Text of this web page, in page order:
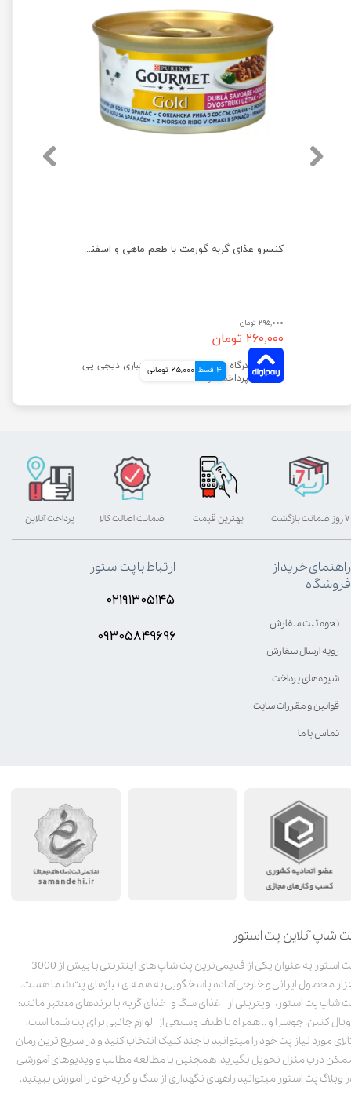
کنسرو غذای گربه گورمت با طعم ماهی و اسفناج وزن ۸۵ گرم
۲۹۵,۰۰۰ تومان
۲۶۰,۰۰۰ تومان
4 قسط 65,000 تومانی
شاپ آنلاین پت استور
پت استور به عنوان یکی از قدیمی‌ترین پت شاپ های اینترنتی با بیش از 3000
محصول ایرانی و خارجی آماده پاسخگویی به همه ی نیازهای پت شما هست.
شاپ پت استور، ویترینی از غذای سگ و غذای گربه با برندهای معتبر مانند:
کنین، جوسرا و .. همراه با طیف وسیعی از لوازم جانبی برای پت شما است.
مورد نیاز پت خود را میتوانید با چند کلیک انتخاب کنید و در سریع ترین زمان
درب منزل تحویل بگیرید. همچنین با مطالعه مطالب و ویدیوهای آموزشی
وبلاگ پت استور میتوانید راههای نگهداری از سگ و گربه خود را آموزش ببینید.
بهترین قیمت پرداخت آنلاین ۷ روز ضمانت بازگشت ضمانت اصالت کالا
راهنمای خرید از
فروشگاه
نحوه ثبت سفارش
رویه ارسال سفارش
شیوه‌های پرداخت
قوانین و مقررات سایت
تماس با ما
ارتباط با پت استور
۰۲۱۹۱۳۰۵۱۴۵
۰۹۳۰۵8۴9696